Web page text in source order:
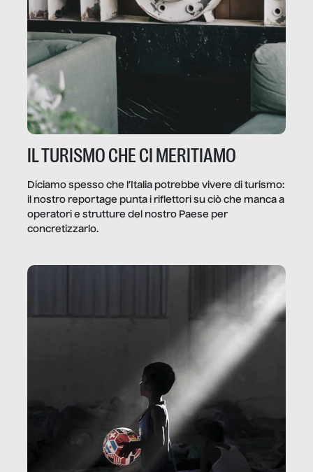
IL TURISMO CHE CI MERITIAMO
Diciamo spesso che l’Italia potrebbe vivere di turismo:
il nostro reportage punta i riflettori su ciò che manca a
operatori e strutture del nostro Paese per
concretizzarlo.